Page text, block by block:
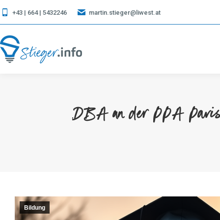
+43 | 664 | 5432246 martin.stieger@liwest.at
DBA an der PPA Paris
Bildung